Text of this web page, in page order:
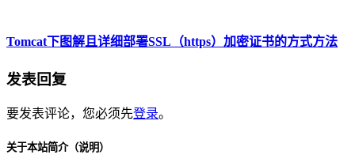
Tomcat下图解且详细部署SSL（https）加密证书的方式方法
发表回复
要发表评论，您必须先登录。
关于本站简介（说明）